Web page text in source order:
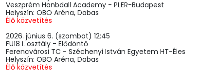
Veszprém Hanbdall Academy - PLER-Budapest
Helyszín: OBO Aréna, Dabas
Élő közvetítés
2026. június 6. (szombat) 12:45
FU18 I. osztály - Elődöntő
Ferencvárosi TC - Széchenyi István Egyetem HT-Éles
Helyszín: OBO Aréna, Dabas
Élő közvetítés